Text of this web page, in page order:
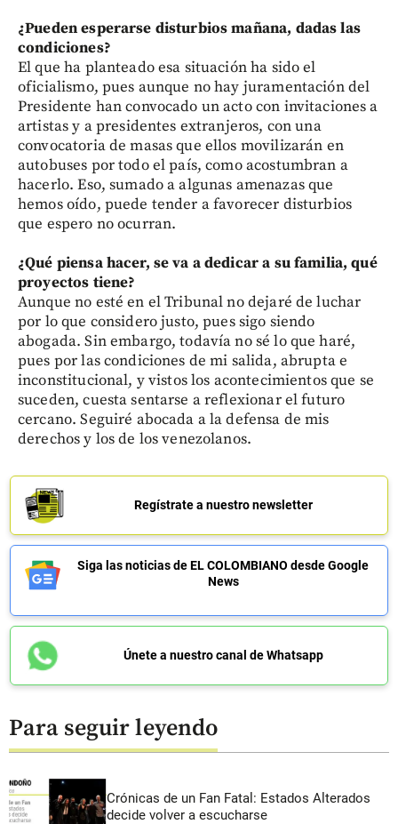
¿Pueden esperarse disturbios mañana, dadas las
condiciones?
El que ha planteado esa situación ha sido el
oficialismo, pues aunque no hay juramentación del
Presidente han convocado un acto con invitaciones a
artistas y a presidentes extranjeros, con una
convocatoria de masas que ellos movilizarán en
autobuses por todo el país, como acostumbran a
hacerlo. Eso, sumado a algunas amenazas que
hemos oído, puede tender a favorecer disturbios
que espero no ocurran.
¿Qué piensa hacer, se va a dedicar a su familia, qué
proyectos tiene?
Aunque no esté en el Tribunal no dejaré de luchar
por lo que considero justo, pues sigo siendo
abogada. Sin embargo, todavía no sé lo que haré,
pues por las condiciones de mi salida, abrupta e
inconstitucional, y vistos los acontecimientos que se
suceden, cuesta sentarse a reflexionar el futuro
cercano. Seguiré abocada a la defensa de mis
derechos y los de los venezolanos.
Regístrate a nuestro newsletter
Siga las noticias de EL COLOMBIANO desde Google
News
Únete a nuestro canal de Whatsapp
Para seguir leyendo
Crónicas de un Fan Fatal: Estados Alterados
decide volver a escucharse